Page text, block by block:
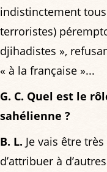
indistinctement
terroristes)
djihadistes »,
« à la française »...
G. C. Quel est le
sahélienne ?
B. L. Je vais être
d’attribuer à